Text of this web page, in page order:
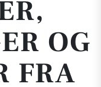
OG
FRA